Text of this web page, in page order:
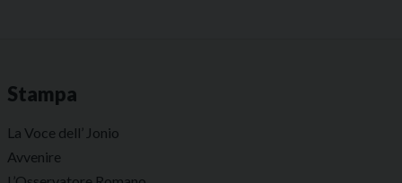
Stampa
La Voce dell’ Jonio
Avvenire